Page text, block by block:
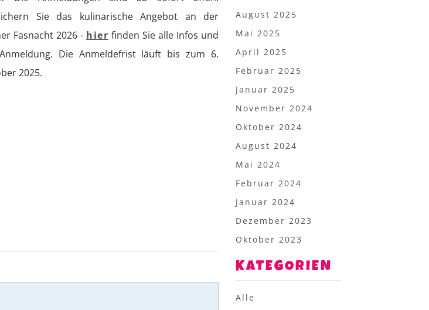
Sie das kulinarische Angebot an der
Fasnacht 2026 - hier finden Sie alle Infos und
Die Anmeldefrist läuft bis zum 6.
2025.
August 2025
Mai 2025
April 2025
Februar 2025
Januar 2025
November 2024
Oktober 2024
August 2024
Mai 2024
Februar 2024
Januar 2024
Dezember 2023
Oktober 2023
KATEGORIEN
Alle